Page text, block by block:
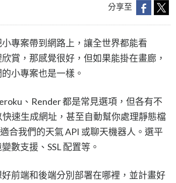
分享至
專案帶到網路上，讓全世界都能看
賞，那感覺很好，但如果能掛在畫廊，
小專案也是一樣。
、Render 都是常見選項，但各有不
速生成網址，甚至自動幫你處理靜態檔
合我們的天氣 API 或聊天機器人。選平
數支援、SSL 配置等。
前端和後端分別部署在哪裡，並計畫好